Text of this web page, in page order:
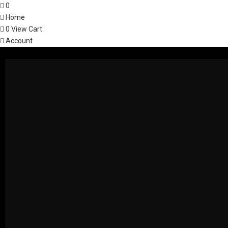
0
Home
0 View Cart
Account